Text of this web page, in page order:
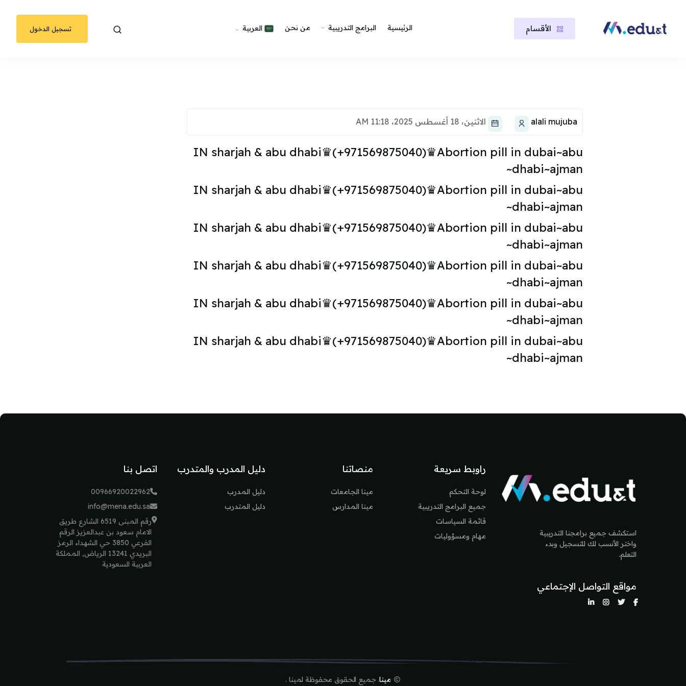
الأقسام الرئيسية البرامج التدريبية من نحن العربية تسجيل الدخول
alali mujuba الاثنين، 18 أغسطس 2025، 11:18 AM
IN sharjah & abu dhabi♛(+971569875040)♛Abortion pill in dubai~abu
dhabi~ajman~
IN sharjah & abu dhabi♛(+971569875040)♛Abortion pill in dubai~abu
dhabi~ajman~
IN sharjah & abu dhabi♛(+971569875040)♛Abortion pill in dubai~abu
dhabi~ajman~
IN sharjah & abu dhabi♛(+971569875040)♛Abortion pill in dubai~abu
dhabi~ajman~
IN sharjah & abu dhabi♛(+971569875040)♛Abortion pill in dubai~abu
dhabi~ajman~
IN sharjah & abu dhabi♛(+971569875040)♛Abortion pill in dubai~abu
dhabi~ajman~
الكتل
استكشف جميع برامجنا التدريبية
واختر الأنسب لك للتسجيل وبدء
التعلم.
مواقع التواصل الإجتماعي
راوبط سريعة
لوحة التحكم
جميع البرامج التدريبية
قائمة السياسات
مهام ومسؤوليات
منصاتنا
مينا الجامعات
مينا المدارس
دليل المدرب والمتدرب
دليل المدرب
دليل المتدرب
اتصل بنا
00966920022962
info@mena.edu.sa
رقم المبنى 6519 الشارع طريق
الامام سعود بن عبدالعزيز الرقم
الفرعي 3850 حي الشهداء الرمز
البريدي 13241 الرياض, المملكة
العربية السعودية
مينا. جميع الحقوق محفوظة لمينا .